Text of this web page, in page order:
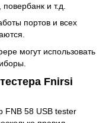
и т.д.
портов и всех
могут использовать
Fnirsi
FNB 58 USB tester